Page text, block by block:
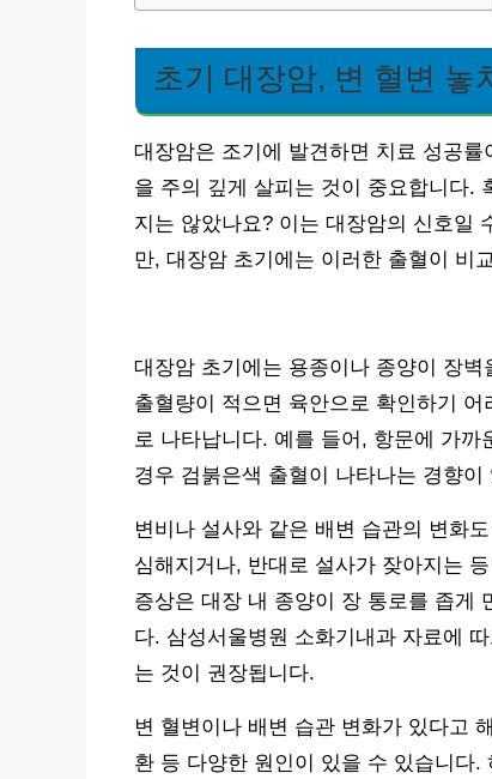
초기 대장암, 변 혈변 놓
대장암은 조기에 발견하면 치료 성공
을 주의 깊게 살피는 것이 중요합니다.
지는 않았나요? 이는 대장암의 신호일
만, 대장암 초기에는 이러한 출혈이 비
대장암 초기에는 용종이나 종양이 장
출혈량이 적으면 육안으로 확인하기
로 나타납니다. 예를 들어, 항문에 가까
경우 검붉은색 출혈이 나타나는 경향이
변비나 설사와 같은 배변 습관의 변화
심해지거나, 반대로 설사가 잦아지는
증상은 대장 내 종양이 장 통로를 좁게
다. 삼성서울병원 소화기내과 자료에
는 것이 권장됩니다.
변 혈변이나 배변 습관 변화가 있다고
환 등 다양한 원인이 있을 수 있습니다